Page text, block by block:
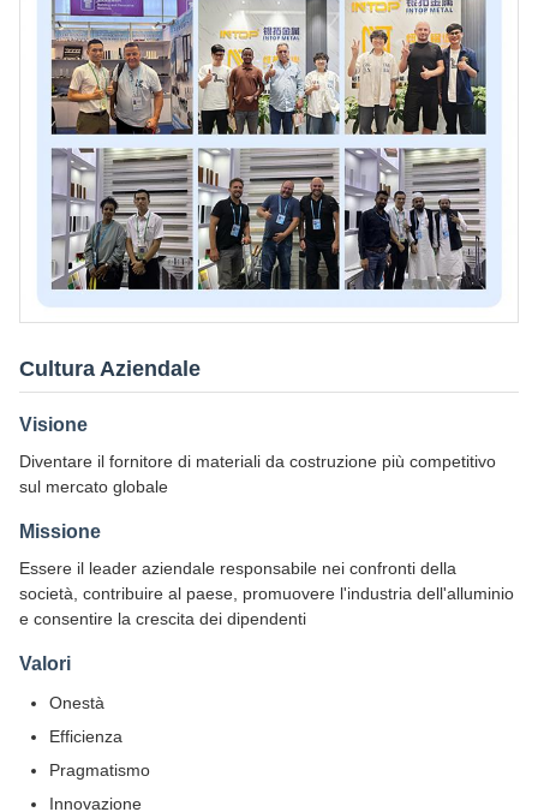
Cultura Aziendale
Visione
Diventare il fornitore di materiali da costruzione più competitivo
sul mercato globale
Missione
Essere il leader aziendale responsabile nei confronti della
società, contribuire al paese, promuovere l'industria dell'alluminio
e consentire la crescita dei dipendenti
Valori
Onestà
Efficienza
Pragmatismo
Innovazione